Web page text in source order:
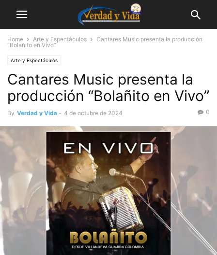
Home Arte y Espectáculos
Cantares Music presenta la producción
“Bolañito en Vivo”
Arte y Espectáculos
Cantares Music presenta la
producción “Bolañito en Vivo”
By Verdad y Vida - 4 de octubre de 2024 0